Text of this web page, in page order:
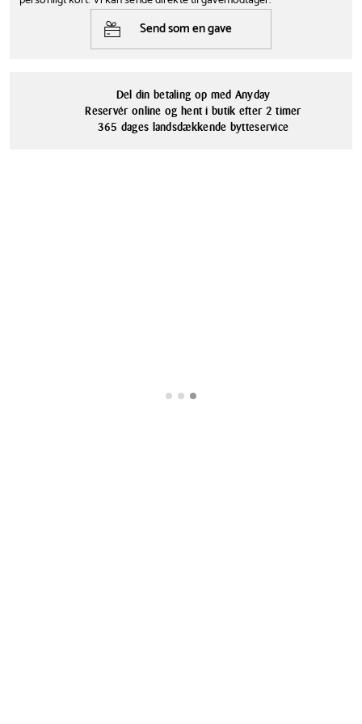
sikrer, at dine bobler forbliver friske og sprudlende.
Dybde Farve
Stål
Send som en gave
Del din betaling op med Anyday
Reservér online og hent i butik efter 2 timer
365 dages landsdækkende bytteservice